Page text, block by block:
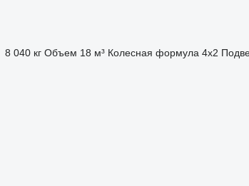
8 040 кг Объем 18 м³ Колесная формула 4x2